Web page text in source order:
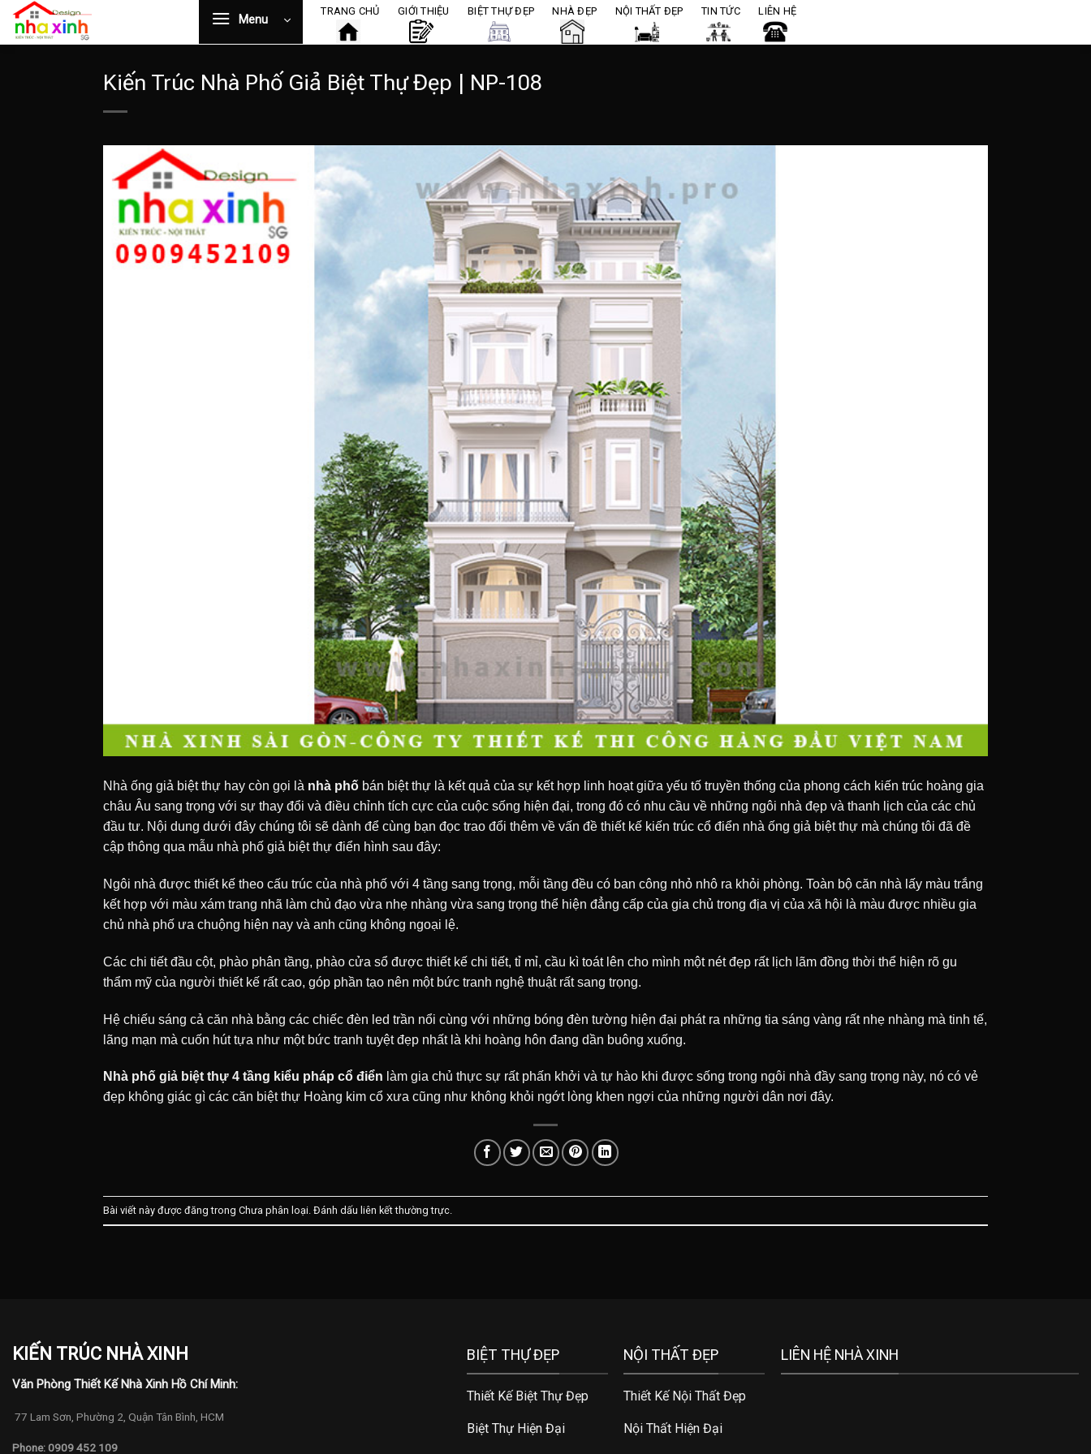
Bỏ
qua
nội
Menu
TRANG CHỦ GIỚI THIỆU BIỆT THỰ ĐẸP NHÀ ĐẸP NỘI THẤT ĐẸP TIN TỨC LIÊN HỆ
Kiến Trúc Nhà Phố Giả Biệt Thự Đẹp | NP-108
Nhà ống giả biệt thự hay còn gọi là nhà phố bán biệt thự là kết quả của sự kết hợp linh hoạt giữa yếu tố truyền thống của phong cách kiến trúc hoàng gia
châu Âu sang trọng với sự thay đổi và điều chỉnh tích cực của cuộc sống hiện đại, trong đó có nhu cầu về những ngôi nhà đẹp và thanh lịch của các chủ
đầu tư. Nội dung dưới đây chúng tôi sẽ dành để cùng bạn đọc trao đổi thêm về vấn đề thiết kế kiến trúc cổ điển nhà ống giả biệt thự mà chúng tôi đã đề
cập thông qua mẫu nhà phố giả biệt thự điển hình sau đây:
Ngôi nhà được thiết kế theo cấu trúc của nhà phố với 4 tầng sang trọng, mỗi tầng đều có ban công nhỏ nhô ra khỏi phòng. Toàn bộ căn nhà lấy màu trắng
kết hợp với màu xám trang nhã làm chủ đạo vừa nhẹ nhàng vừa sang trọng thể hiện đẳng cấp của gia chủ trong địa vị của xã hội là màu được nhiều gia
chủ nhà phố ưa chuộng hiện nay và anh cũng không ngoại lệ.
Các chi tiết đầu cột, phào phân tầng, phào cửa sổ được thiết kế chi tiết, tỉ mỉ, cầu kì toát lên cho mình một nét đẹp rất lịch lãm đồng thời thể hiện rõ gu
thẩm mỹ của người thiết kế rất cao, góp phần tạo nên một bức tranh nghệ thuật rất sang trọng.
Hệ chiếu sáng cả căn nhà bằng các chiếc đèn led trần nổi cùng với những bóng đèn tường hiện đại phát ra những tia sáng vàng rất nhẹ nhàng mà tinh tế,
lãng mạn mà cuốn hút tựa như một bức tranh tuyệt đẹp nhất là khi hoàng hôn đang dần buông xuống.
Nhà phố giả biệt thự 4 tầng kiểu pháp cổ điển làm gia chủ thực sự rất phấn khởi và tự hào khi được sống trong ngôi nhà đầy sang trọng này, nó có vẻ
đẹp không giác gì các căn biệt thự Hoàng kim cổ xưa cũng như không khỏi ngớt lòng khen ngợi của những người dân nơi đây.
Bài viết này được đăng trong Chưa phân loại. Đánh dấu liên kết thường trực
KIẾN TRÚC NHÀ XINH
Văn Phòng Thiết Kế Nhà Xinh Hồ Chí Minh:
77 Lam Sơn, Phường 2, Quận Tân Bình, HCM
Phone: 0909 452 109
BIỆT THỰ ĐẸP
Thiết Kế Biệt Thự Đẹp
Biệt Thự Hiện Đại
NỘI THẤT ĐẸP
Thiết Kế Nội Thất Đẹp
Nội Thất Hiện Đại
LIÊN HỆ NHÀ XINH